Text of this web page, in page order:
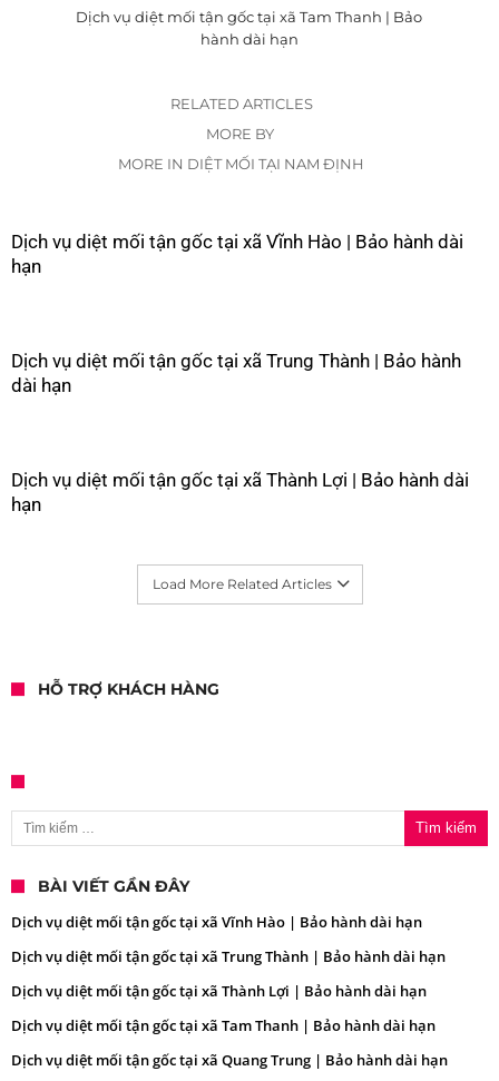
Dịch vụ diệt mối tận gốc tại xã Tam Thanh | Bảo
hành dài hạn
RELATED ARTICLES
MORE BY
MORE IN DIỆT MỐI TẠI NAM ĐỊNH
Dịch vụ diệt mối tận gốc tại xã Vĩnh Hào | Bảo hành dài
hạn
Dịch vụ diệt mối tận gốc tại xã Trung Thành | Bảo hành
dài hạn
Dịch vụ diệt mối tận gốc tại xã Thành Lợi | Bảo hành dài
hạn
Load More Related Articles
HỖ TRỢ KHÁCH HÀNG
Tìm kiếm cho:
BÀI VIẾT GẦN ĐÂY
Dịch vụ diệt mối tận gốc tại xã Vĩnh Hào | Bảo hành dài hạn
Dịch vụ diệt mối tận gốc tại xã Trung Thành | Bảo hành dài hạn
Dịch vụ diệt mối tận gốc tại xã Thành Lợi | Bảo hành dài hạn
Dịch vụ diệt mối tận gốc tại xã Tam Thanh | Bảo hành dài hạn
Dịch vụ diệt mối tận gốc tại xã Quang Trung | Bảo hành dài hạn